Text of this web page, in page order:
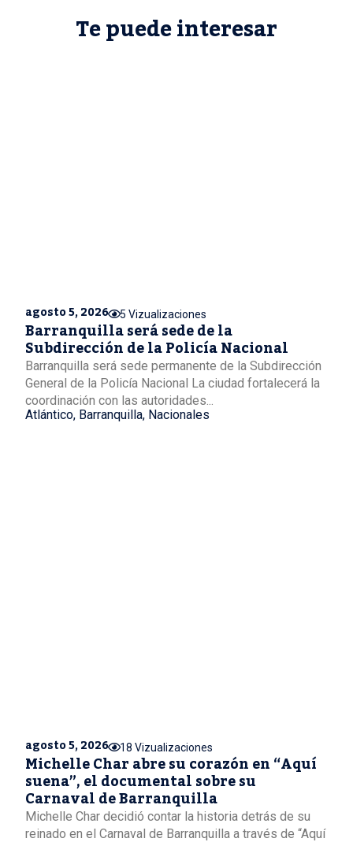
Te puede interesar
agosto 5, 2026 5 Vizualizaciones
Barranquilla será sede de la
Subdirección de la Policía Nacional
Barranquilla será sede permanente de la Subdirección
General de la Policía Nacional La ciudad fortalecerá la
coordinación con las autoridades...
Atlántico, Barranquilla, Nacionales
agosto 5, 2026 18 Vizualizaciones
Michelle Char abre su corazón en “Aquí
suena”, el documental sobre su
Carnaval de Barranquilla
Michelle Char decidió contar la historia detrás de su
reinado en el Carnaval de Barranquilla a través de “Aquí